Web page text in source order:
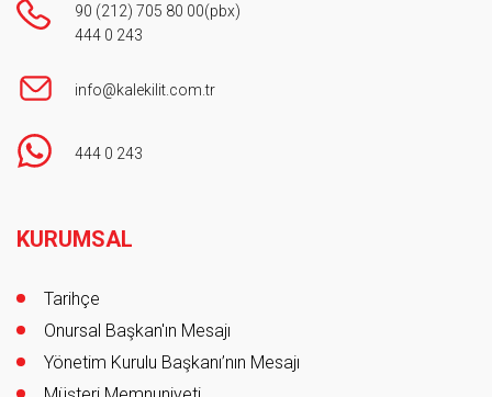
90 (212) 705 80 00(pbx)
444 0 243
info@kalekilit.com.tr
444 0 243
KURUMSAL
Tarihçe
Onursal Başkan'ın Mesajı
Yönetim Kurulu Başkanı’nın Mesajı